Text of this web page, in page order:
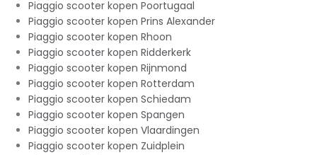
Piaggio scooter kopen Poortugaal
Piaggio scooter kopen Prins Alexander
Piaggio scooter kopen Rhoon
Piaggio scooter kopen Ridderkerk
Piaggio scooter kopen Rijnmond
Piaggio scooter kopen Rotterdam
Piaggio scooter kopen Schiedam
Piaggio scooter kopen Spangen
Piaggio scooter kopen Vlaardingen
Piaggio scooter kopen Zuidplein